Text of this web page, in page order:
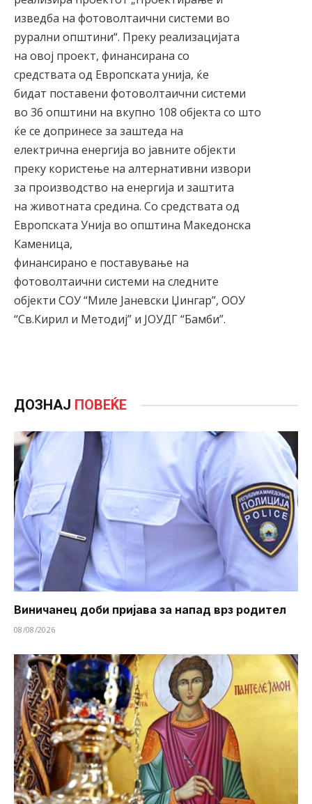
изведба на фотоволтаични системи во
рурални општини“. Преку реализацијата
на овој проект, финансирана со
средствата од Европската унија, ќе
бидат поставени фотоволтаични системи
во 36 општини на вкупно 108 објекта со што
ќе се допринесе за заштеда на
електрична енергија во јавните објекти
преку користење на алтернативни извори
за производство на енергија и заштита
на животната средина. Со средствата од
Европската Унија во општина Македонска
Каменица,
финансирано е поставување на
фотоволтаични системи на следните
објекти СОУ “Миле Јаневски Џингар”, ООУ
“Св.Кирил и Методиј” и ЈОУДГ “Бамби”.
ДОЗНАЈ ПОВЕЌЕ
Виничанец доби пријава за напад врз родител
08/08/2026